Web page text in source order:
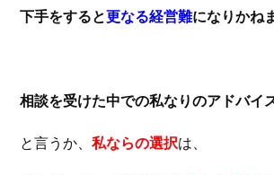
下手をすると更なる経営難になりかね
相談を受けた中での私なりのアドバイ
と言うか、私ならの選択は、